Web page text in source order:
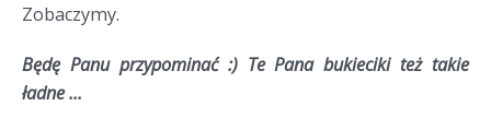
Zobaczymy.
Będę Panu przypominać :) Te Pana bukieciki też takie
ładne ...